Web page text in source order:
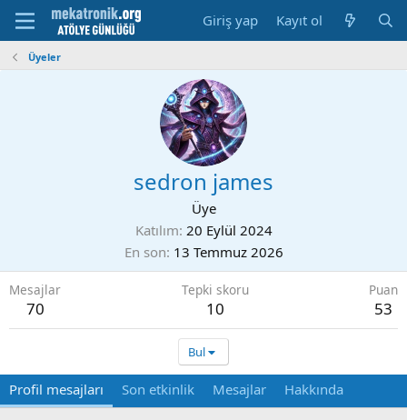
Giriş yap Kayıt ol
Üyeler
sedron james
Üye
Katılım 20 Eylül 2024
En son 13 Temmuz 2026
Mesajlar
70
Tepki skoru
10
Puan
53
Bul
Profil mesajları Son etkinlik Mesajlar Hakkında